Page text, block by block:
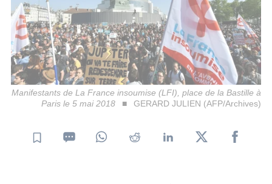
Manifestants de La France insoumise (LFI), place de la Bastille à
Paris le 5 mai 2018
GERARD JULIEN (AFP/Archives)